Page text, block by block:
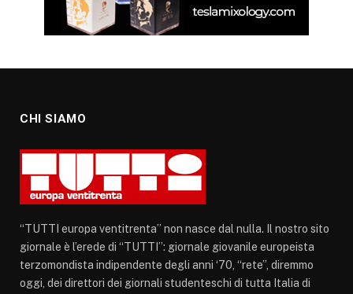
CHI SIAMO
“TUTTI europa ventitrenta” non nasce dal nulla. Il nostro sito
giornale è l’erede di “TUTTI”: giornale giovanile europeista
terzomondista indipendente degli anni ‘70, “rete”, diremmo
oggi, dei direttori dei giornali studenteschi di tutta Italia di